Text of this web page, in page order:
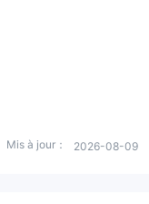
Mis à jour： 2026-08-09